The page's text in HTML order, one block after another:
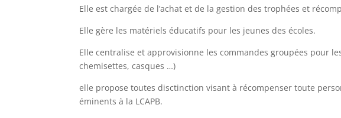
Elle est chargée de l’achat et de la gestion des trophées et
Elle gère les matériels éducatifs pour les jeunes des écoles.
Elle centralise et approvisionne les commandes groupées pour
chemisettes, casques …)
elle propose toutes disctinction visant à récompenser toute
éminents à la LCAPB.